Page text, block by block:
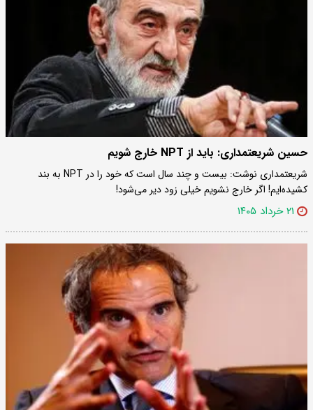
حسین شریعتمداری: باید از NPT خارج شویم
شریعتمداری نوشت: بیست و چند سال است که خود را در NPT به بند
کشیده‌ایم! اگر خارج نشویم خیلی زود دیر می‌شود!
۲۱ خرداد ۱۴۰۵